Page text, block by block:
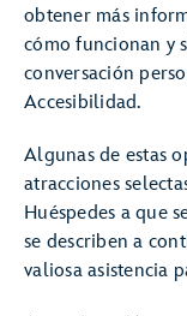
obtener más
cómo funcionan y
conversación
Accesibilidad.
Algunas de estas
atracciones
Huéspedes a que
se describen a
valiosa asistencia